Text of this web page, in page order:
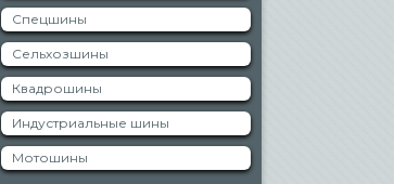
Спецшины
Сельхозшины
Квадрошины
Индустриальные шины
Мотошины